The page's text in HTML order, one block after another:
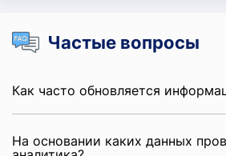
Частые вопросы
Как часто обновляется
На основании каких данных